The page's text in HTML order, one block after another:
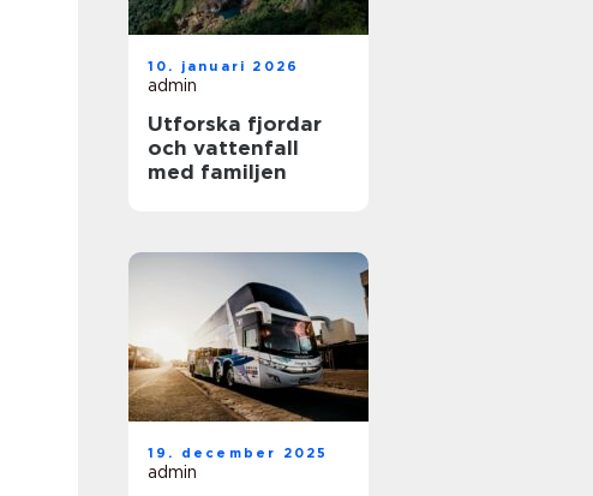
10. januari 2026
admin
Utforska fjordar
och vattenfall
med familjen
19. december 2025
admin